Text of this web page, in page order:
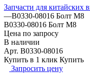
Запчасти для китайских
—B0330-08016 Болт М8
B0330-08016 Болт М8
Цена по запросу
В наличии
Арт. B0330-08016
Купить в 1 клик Купить
Запросить цену